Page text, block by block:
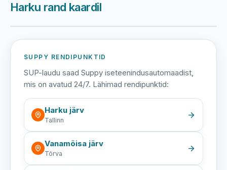
Harku rand kaardil
Harku rand
Harku järv Vanamõisa järv
Viljandi järv
SUPPY RENDIPUNKTID
SUP-laudu saad Suppy iseteenindusautomaadist,
mis on avatud 24/7. Lähimad rendipunktid:
Harku järv
Tallinn
Vanamõisa järv
Tõrva